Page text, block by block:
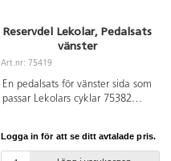
Reservdel Lekolar, Pedalsats
vänster
Art.nr: 75419
En pedalsats för vänster sida som
passar Lekolars cyklar 75382
Taxicykel, samt
utryckningsfordonen 75387,
Logga in för att se ditt avtalade pris.